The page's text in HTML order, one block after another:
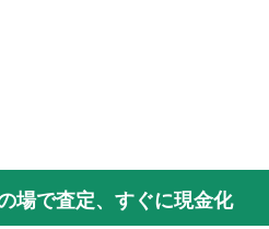
場で査定、すぐに現金化